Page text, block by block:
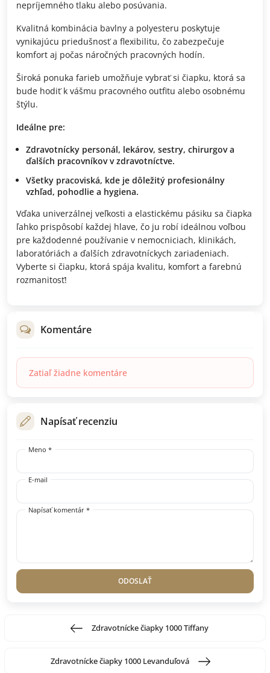
nepríjemného tlaku alebo posúvania.
Kvalitná kombinácia bavlny a polyesteru poskytuje
vynikajúcu priedušnosť a flexibilitu, čo zabezpečuje
komfort aj počas náročných pracovných hodín.
Široká ponuka farieb umožňuje vybrať si čiapku, ktorá sa
bude hodiť k vášmu pracovného outfitu alebo osobnému
štýlu.
Ideálne pre:
Zdravotnícky personál, lekárov, sestry, chirurgov a
ďalších pracovníkov v zdravotníctve.
Všetky pracoviská, kde je dôležitý profesionálny
vzhľad, pohodlie a hygiena.
Vďaka univerzálnej veľkosti a elastickému pásiku sa čiapka
ľahko prispôsobí každej hlave, čo ju robí ideálnou voľbou
pre každodenné používanie v nemocniciach, klinikách,
laboratóriách a ďalších zdravotníckych zariadeniach.
Vyberte si čiapku, ktorá spája kvalitu, komfort a farebnú
rozmanitosť!
Komentáre
Zatiaľ žiadne komentáre
Napísať recenziu
Meno *
E-mail
Napísať komentár *
ODOSLAŤ
Zdravotnícke čiapky 1000 Tiffany
Zdravotnícke čiapky 1000 Levanduľová